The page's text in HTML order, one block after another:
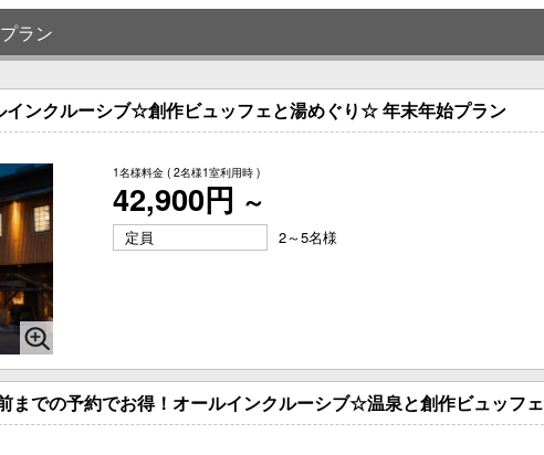
ラン
インクルーシブ☆創作ビュッフェと湯めぐり☆ 年末年始プラン
1名様料金 ( 2名様1室利用時 )
42,900円 ～
定員 2～5名様
までの予約でお得！オールインクルーシブ☆温泉と創作ビュッフェ